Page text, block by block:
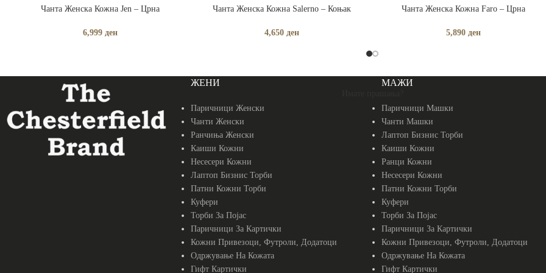
ПРОЧИТАЈ ПОВЕЌЕ
Чанта Женска Кожна Jen – Црна
6,999 ден
ДОДАЈ ВО КОШНИЧКА
Чанта Женска Кожна Salerno – Коњак
4,650 ден
ДОДАЈ ВО КОШНИЧКА
Чанта Женска Кожна Faro – Црна
5,890 ден
ЖЕНИ
Паричници Женски
Чанти Женски
Ранчиња Женски
Каиши Кожни
Несесери Кожни
Лаптоп Бизнис Торби
Патни Кожни Торби
Куфери
Торби За Појас
Паричници За Картички
Кожни Привезоци, Футроли, Додатоци
Одржување На Кожата
Гифт Картички
МАЖИ
Паричници Машки
Чанти Машки
Лаптоп Бизнис Торби
Каиши Кожни
Ранци Кожни
Несесери Кожни
Патни Кожни Торби
Куфери
Торби За Појас
Паричници За Картички
Кожни Привезоци, Футроли, Додатоци
Одржување На Кожата
Гифт Картички